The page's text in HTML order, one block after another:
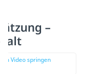
–
im Video springen